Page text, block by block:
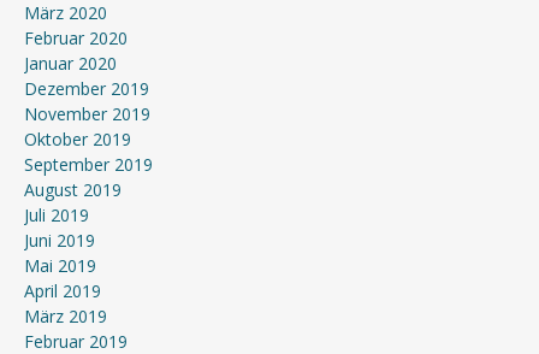
März 2020
Februar 2020
Januar 2020
Dezember 2019
November 2019
Oktober 2019
September 2019
August 2019
Juli 2019
Juni 2019
Mai 2019
April 2019
März 2019
Februar 2019